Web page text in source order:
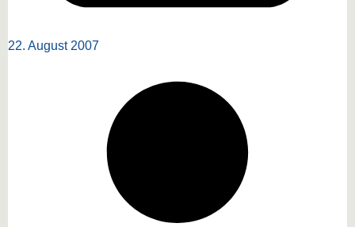
22. August 2007